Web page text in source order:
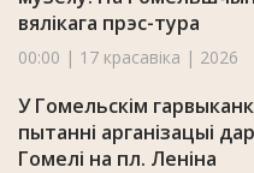
вялікага прэс-тура
00:00 | 17 красавіка | 2026
У Гомельскім
пытанні арганізацыі
Гомелі на пл. Леніна